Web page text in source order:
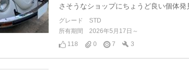
さそうなショップにちょうど良い個体発
グレード
STD
所有期間
2026年5月17日～
118
0 7 3